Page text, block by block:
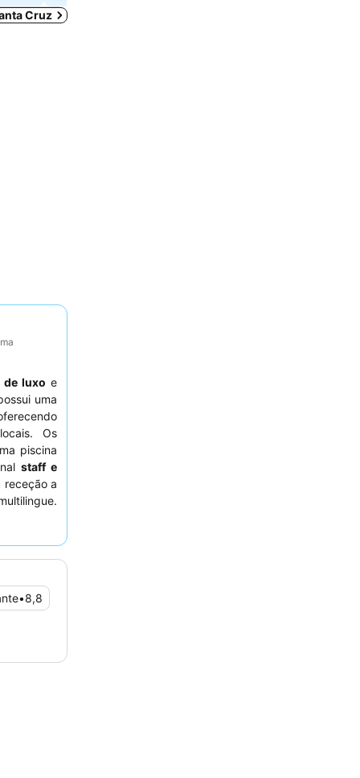
Cruz
de luxo e
uma
Os
piscina
staff e
receção a
•8,8